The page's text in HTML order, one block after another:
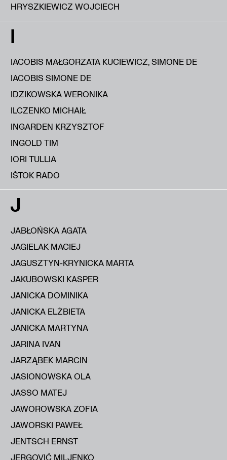
HRYSZKIEWICZ WOJCIECH
I
IACOBIS MAŁGORZATA KUCIEWICZ, SIMONE DE
IACOBIS SIMONE DE
IDZIKOWSKA WERONIKA
ILCZENKO MICHAIŁ
INGARDEN KRZYSZTOF
INGOLD TIM
IORI TULLIA
IŠTOK RADO
J
JABŁOŃSKA AGATA
JAGIELAK MACIEJ
JAGUSZTYN-KRYNICKA MARTA
JAKUBOWSKI KASPER
JANICKA DOMINIKA
JANICKA ELŻBIETA
JANICKA MARTYNA
JARINA IVAN
JARZĄBEK MARCIN
JASIONOWSKA OLA
JASSO MATEJ
JAWOROWSKA ZOFIA
JAWORSKI PAWEŁ
JENTSCH ERNST
JERGOVIĆ MILJENKO